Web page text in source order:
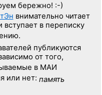
бережно! :-)
внимательно читает
в переписку
публикуются
от того,
в МАИ
или нет: память